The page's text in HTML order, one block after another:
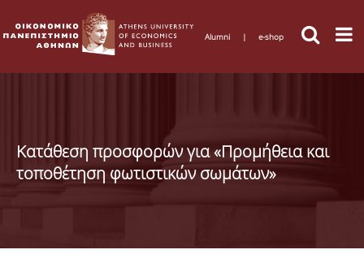
Alumni | e-shop
Κατάθεση προσφορών για «Προμήθεια και
τοποθέτηση φωτιστικών σωμάτων»